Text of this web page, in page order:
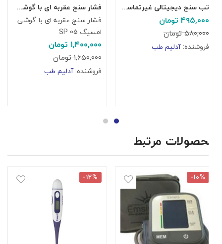
تب سنج دیجیتالی غیرتماسی GP300
۴۹۵,۰۰۰ تومان
۵۸۰,۰۰۰تومان
فروشنده:آدلیم طب
فشار سنج عقربه ای با گوشی امسیگ SP 05
فشار سنج عقربه ای با گوشی
امسیگ SP 05
۱,۴۰۰,۰۰۰تومان
۱,۶۵۰,۰۰۰تومان
فروشنده:آدلیم طب
محصولات مرتبط
-۱۰% -۱۲%